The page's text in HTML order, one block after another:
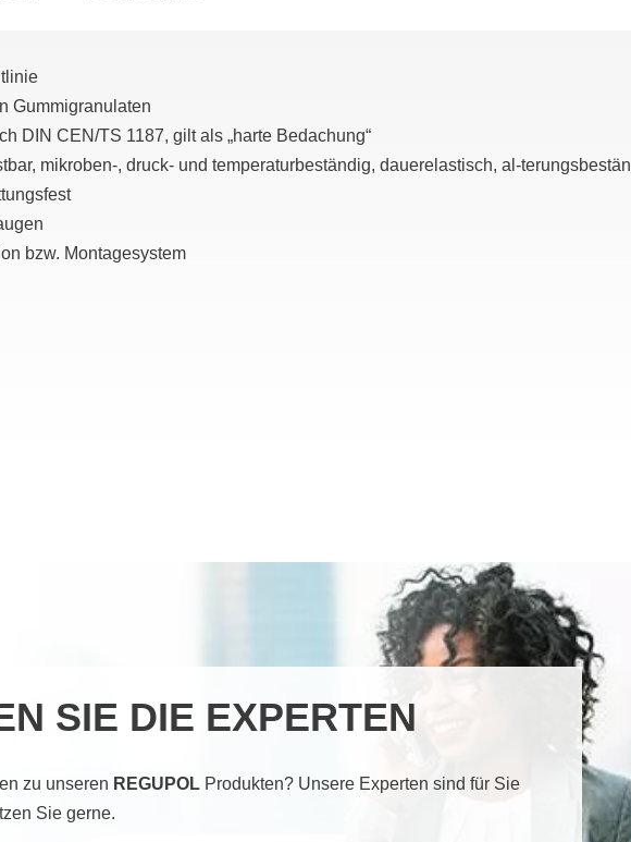
Gummigranulaten
DIN CEN/TS 1187, gilt als „harte Bedachung“
mikroben-, druck- und temperaturbeständig, dauerelastisch, al-
bzw. Montagesystem
SIE DIE EXPERTEN
zu unseren REGUPOLProdukten? Unsere Experten sind für Sie
Sie gerne.